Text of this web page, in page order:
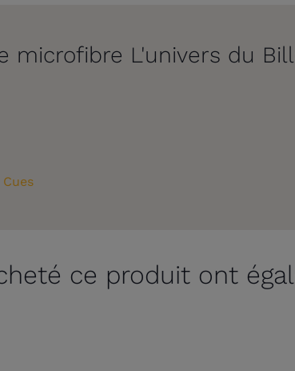
microfibre L'univers du
ce produit ont